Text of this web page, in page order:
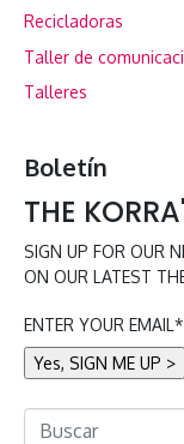
Recicladoras
Taller de
Talleres
Boletín
THE
SIGN UP FOR OUR
ON OUR LATEST
ENTER YOUR EMAIL*